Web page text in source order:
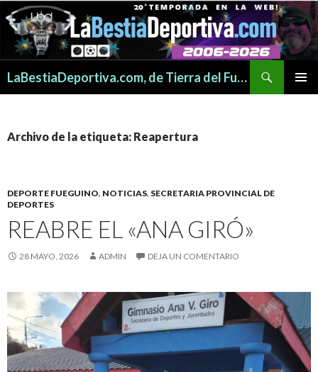
LaBestiaDeportiva.com, de Tierra del Fuego para todo el mundo
Archivo de la etiqueta: Reapertura
DEPORTE FUEGUINO, NOTICIAS, SECRETARIA PROVINCIAL DE
DEPORTES
REABRE EL «ANA GIRÓ»
28 MAYO, 2026 ADMIN DEJA UN COMENTARIO